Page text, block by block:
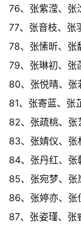
76、张紫滢、张
77、张音枝、张
78、张愫昕、张
79、张琳初、张
80、张悦晴、张
81、张寄蓝、张
82、张疏桃、张
83、张婧仪、张
84、张丹红、张
85、张宛梦、张
86、张婷亦、张
87、张姿瑾、张